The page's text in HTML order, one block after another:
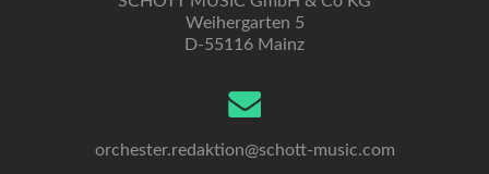
Weihergarten 5
D-55116 Mainz
orchester.redaktion@schott-music.com